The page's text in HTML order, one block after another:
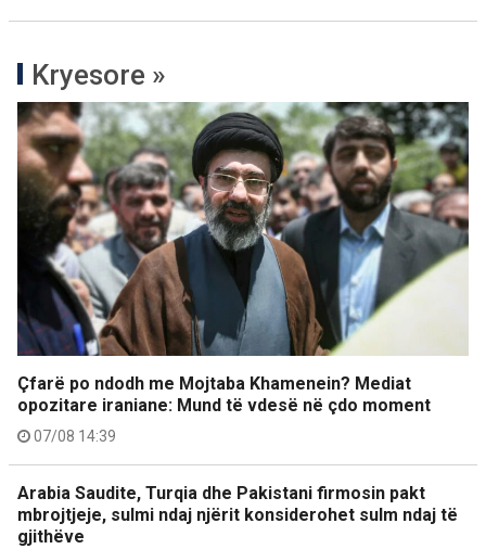
Kryesore »
Çfarë po ndodh me Mojtaba Khamenein? Mediat
opozitare iraniane: Mund të vdesë në çdo moment
07/08 14:39
Arabia Saudite, Turqia dhe Pakistani firmosin pakt
mbrojtjeje, sulmi ndaj njërit konsiderohet sulm ndaj të
gjithëve